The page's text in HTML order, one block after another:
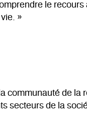
le
»
communauté de la
secteurs de la